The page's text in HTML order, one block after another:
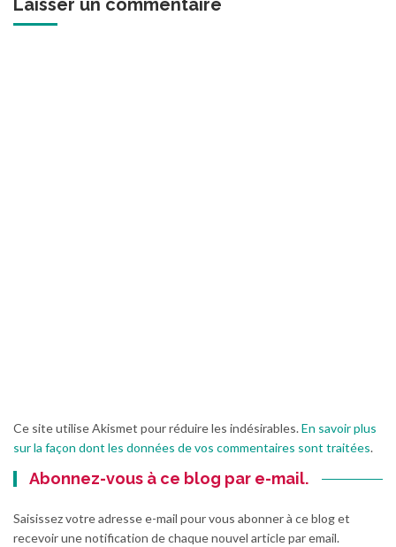
Laisser un commentaire
Ce site utilise Akismet pour réduire les indésirables.En savoir plus
sur la façon dont les données de vos commentaires sont traitées.
Abonnez-vous à ce blog par e-mail.
Saisissez votre adresse e-mail pour vous abonner à ce blog et
recevoir une notification de chaque nouvel article par email.